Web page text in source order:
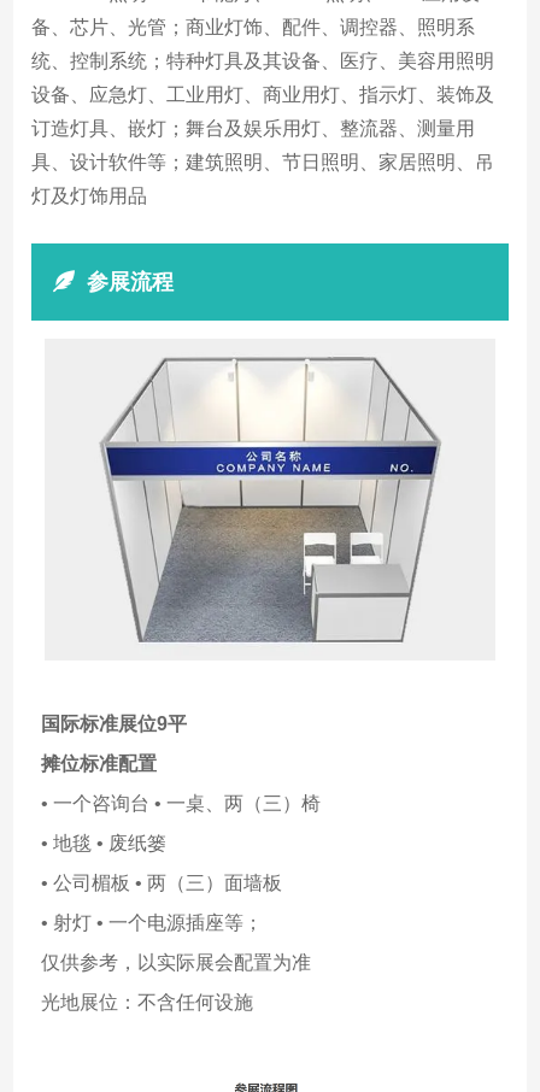
备、芯片、光管；商业灯饰、配件、调控器、照明系
统、控制系统；特种灯具及其设备、医疗、美容用照明
设备、应急灯、工业用灯、商业用灯、指示灯、装饰及
订造灯具、嵌灯；舞台及娱乐用灯、整流器、测量用
具、设计软件等；建筑照明、节日照明、家居照明、吊
灯及灯饰用品
参展流程
国际标准展位9平
摊位标准配置
• 一个咨询台 • 一桌、两（三）椅
• 地毯 • 废纸篓
• 公司楣板 • 两（三）面墙板
• 射灯 • 一个电源插座等；
仅供参考，以实际展会配置为准
光地展位：不含任何设施